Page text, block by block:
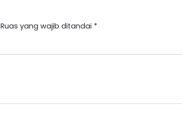
Ruas yang wajib ditandai *